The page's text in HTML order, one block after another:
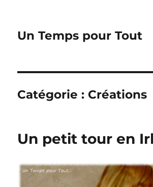
Un Temps pour Tout
Catégorie : Créations
Un petit tour en